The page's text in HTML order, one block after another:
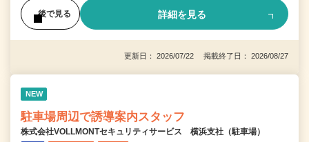
後で見る 詳細を見る
更新日： 2026/07/22 掲載終了日： 2026/08/27
NEW
駐車場周辺で誘導案内スタッフ
株式会社VOLLMONTセキュリティサービス 横浜支社（駐車場）